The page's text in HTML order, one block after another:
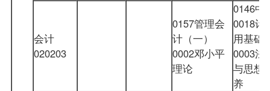
会计
020203
0157管理会
计（一）
0002邓小平
理论
0146中
0018计
用基础
0003法
与思想
养